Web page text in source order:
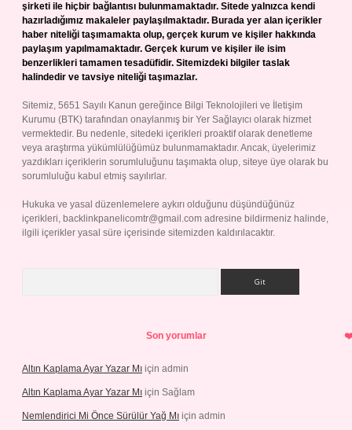
şirketi ile hiçbir bağlantısı bulunmamaktadır. Sitede yalnızca kendi
hazırladığımız makaleler paylaşılmaktadır. Burada yer alan içerikler
haber niteliği taşımamakta olup, gerçek kurum ve kişiler hakkında
paylaşım yapılmamaktadır. Gerçek kurum ve kişiler ile isim
benzerlikleri tamamen tesadüfidir. Sitemizdeki bilgiler taslak
halindedir ve tavsiye niteliği taşımazlar.
Sitemiz, 5651 Sayılı Kanun gereğince Bilgi Teknolojileri ve İletişim
Kurumu (BTK) tarafından onaylanmış bir Yer Sağlayıcı olarak hizmet
vermektedir. Bu nedenle, sitedeki içerikleri proaktif olarak denetleme
veya araştırma yükümlülüğümüz bulunmamaktadır. Ancak, üyelerimiz
yazdıkları içeriklerin sorumluluğunu taşımakta olup, siteye üye olarak bu
sorumluluğu kabul etmiş sayılırlar.
Hukuka ve yasal düzenlemelere aykırı olduğunu düşündüğünüz
içerikleri, backlinkpanelicomtr@gmail.com adresine bildirmeniz halinde,
ilgili içerikler yasal süre içerisinde sitemizden kaldırılacaktır.
Son yorumlar
Altın Kaplama Ayar Yazar Mı için admin
Altın Kaplama Ayar Yazar Mı için Sağlam
Nemlendirici Mi Önce Sürülür Yağ Mı için admin